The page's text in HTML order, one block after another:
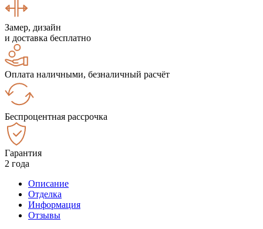
Замер, дизайн
и доставка бесплатно
Оплата наличными, безналичный расчёт
Беспроцентная рассрочка
Гарантия
2 года
Описание
Отделка
Информация
Отзывы